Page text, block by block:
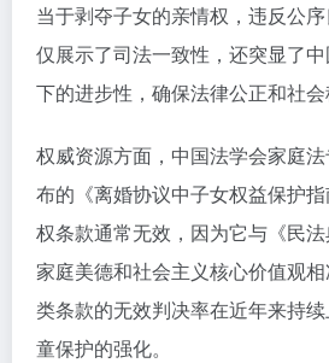
当于剥夺子女的亲情权，违反公
仅展示了司法一致性，还突显了
下的进步性，确保法律公正和社会
权威资源方面，中国法学会家庭
布的《离婚协议中子女权益保护
权条款通常无效，因为它与《民
家庭美德和社会主义核心价值观
类条款的无效判决率在近年来持
童保护的强化。